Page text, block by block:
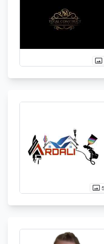
photo_size_select_actual
photo_size_select_actual